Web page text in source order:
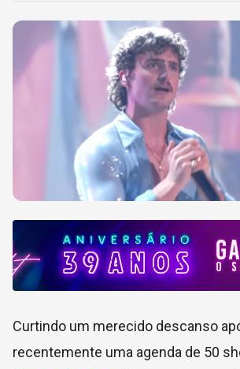
Curtindo um merecido descanso
recentemente uma agenda de 50